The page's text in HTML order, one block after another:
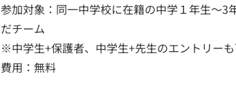
参加対象：同一中学校に在籍の中学１年生～
だチーム
※中学生+保護者、中学生+先生のエントリー
費用：無料